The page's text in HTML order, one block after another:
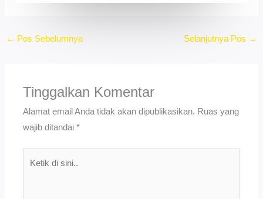
← Pos Sebelumnya Selanjutnya Pos →
Tinggalkan Komentar
Alamat email Anda tidak akan dipublikasikan. Ruas yang
wajib ditandai*